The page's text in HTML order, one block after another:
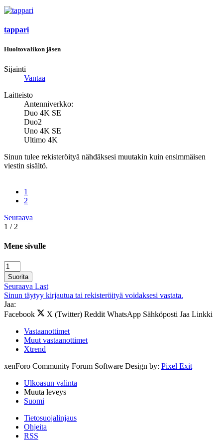
tappari
Huoltovalikon jäsen
Sijainti
Vantaa
Laitteisto
Antenniverkko:
Duo 4K SE
Duo2
Uno 4K SE
Ultimo 4K
Sinun tulee rekisteröityä nähdäksesi muutakin kuin ensimmäisen
viestin sisältö.
1
2
Seuraava
1 / 2
Mene sivulle
Suorita
Seuraava Last
Sinun täytyy kirjautua tai rekisteröityä voidaksesi vastata.
Jaa:
Facebook
X (Twitter) Reddit WhatsApp Sähköposti Jaa Linkki
Vastaanottimet
Muut vastaanottimet
Xtrend
xenForo Community Forum Software Design by: Pixel Exit
Ulkoasun valinta
Muuta leveys
Suomi
Tietosuojalinjaus
Ohjeita
RSS